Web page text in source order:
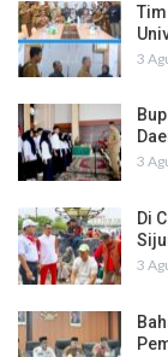
3
3
Di
3